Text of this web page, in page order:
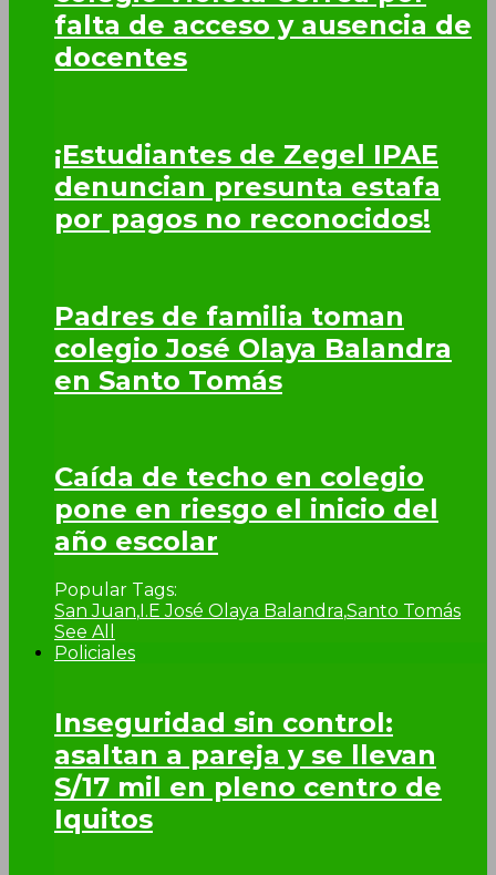
falta de acceso y ausencia de
docentes
¡Estudiantes de Zegel IPAE
denuncian presunta estafa
por pagos no reconocidos!
Padres de familia toman
colegio José Olaya Balandra
en Santo Tomás
Caída de techo en colegio
pone en riesgo el inicio del
año escolar
Popular Tags:
San Juan, I.E José Olaya Balandra,Santo Tomás
See All
Policiales
Inseguridad sin control:
asaltan a pareja y se llevan
S/17 mil en pleno centro de
Iquitos